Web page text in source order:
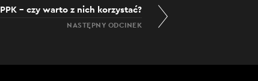
PPK – czy warto z nich korzystać?
NASTĘPNY ODCINEK